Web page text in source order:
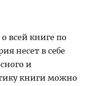
всей книге по
несет в себе
и
книги можно